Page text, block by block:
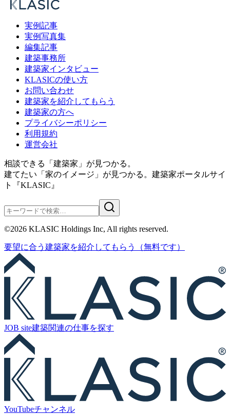
実例記事
実例写真集
編集記事
建築事務所
建築家インタビュー
KLASICの使い方
お問い合わせ
建築家を紹介してもらう
建築家の方へ
プライバシーポリシー
利用規約
運営会社
相談できる「建築家」が見つかる。
建てたい「家のイメージ」が見つかる。 建築家ポータルサイ
ト『KLASIC』
©2026 KLASIC Holdings Inc, All rights reserved.
要望に合う 建築家を紹介 してもらう （無料です）
JOB site建築関連の仕事を探す
YouTubeチャンネル